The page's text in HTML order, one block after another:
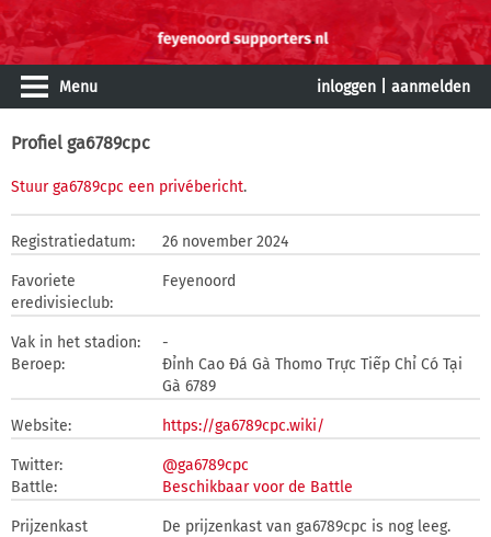
Menu inloggen aanmelden
Profiel ga6789cpc
Stuur ga6789cpc een privébericht.
Registratiedatum: 26 november 2024
Favoriete
eredivisieclub:
Feyenoord
Vak in het stadion:
-
Beroep:
Đỉnh Cao Đá Gà Thomo Trực Tiếp Chỉ Có Tại
Gà 6789
Website: https://ga6789cpc.wiki/
Twitter:
@ga6789cpc
Battle:
Beschikbaar voor de Battle
Prijzenkast De prijzenkast van ga6789cpc is nog leeg.